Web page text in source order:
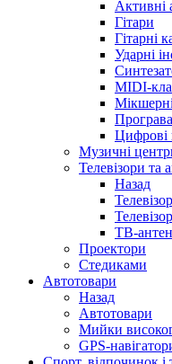
Активні
Гітари
Гітарні
Ударні
MIDI-
Цифрові
Музичні
Телевізори та
Назад
ТВ-
Проектори
Стедиками
Автотовари
Назад
Автотовари
Мийки
GPS-